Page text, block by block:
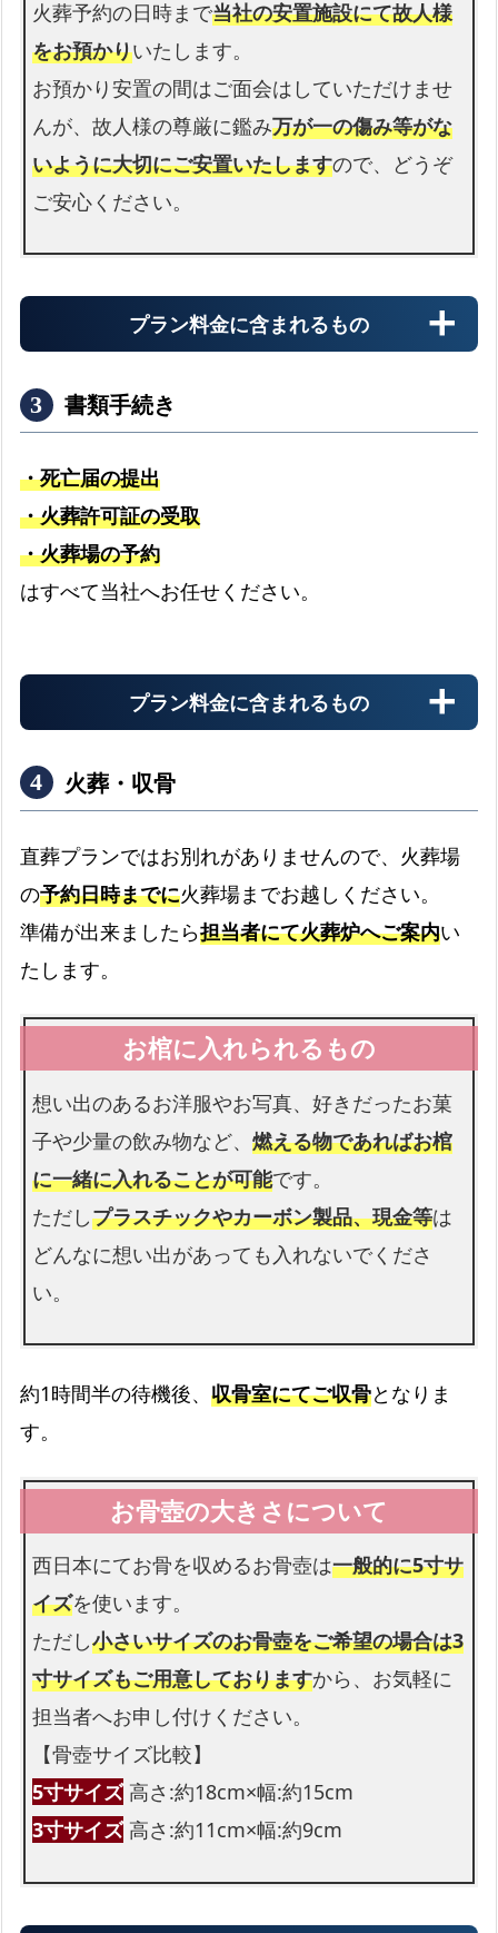
回
答
お
迎
の
屋
町
そ
ラ
ン
屋
町
域
警察署
expand_more警察署へのお迎え
火葬予約の日時まで当社の安置施設にて故人様
をお預かりいたします。
お預かり安置の間はご面会はしていただけませ
んが、故人様の尊厳に鑑み万が一の傷み等がな
いように大切にご安置いたしますので、どうぞ
ご安心ください。
プラン料金に含まれるもの
お迎え先からの搬送料金
安置料金
ドライアイス
最大3日分まで無料です
故人様を収めるお棺です
仏衣
納棺時にお着せします
書類手続き
・死亡届の提出
・火葬許可証の受取
・火葬場の予約
はすべて当社へお任せください。
プラン料金に含まれるもの
書類手続き代行
書類手続きはすべて代行します
火葬・収骨
直葬プランではお別れがありませんので、火葬場
の予約日時までに火葬場までお越しください。
準備が出来ましたら担当者にて火葬炉へご案内い
たします。
想い出のあるお洋服やお写真、好きだったお菓
子や少量の飲み物など、燃える物であればお棺
に一緒に入れることが可能です。
ただしプラスチックやカーボン製品、現金等は
どんなに想い出があっても入れないでくださ
い。
約1時間半の待機後、 収骨室にてご収骨となりま
す。
西日本にてお骨を収めるお骨壺は一般的に5寸サ
イズを使います。
ただし小さいサイズのお骨壺をご希望の場合は3
寸サイズもご用意しておりますから、お気軽に
担当者へお申し付けください。
【骨壺サイズ比較】
5寸サイズ 高さ:約18cm×幅:約15cm
3寸サイズ 高さ:約11cm×幅:約9cm